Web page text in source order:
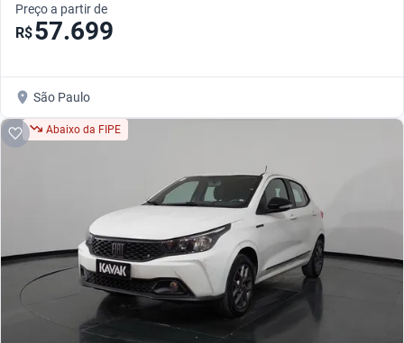
Preço a partir de
R$57.699
São Paulo
Abaixo da FIPE